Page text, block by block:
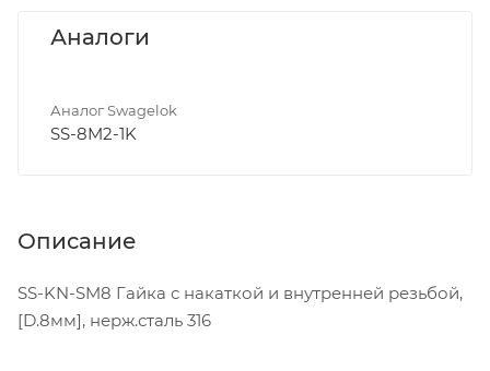
Аналоги
Аналог Swagelok
SS-8M2-1K
Описание
SS-KN-SM8 Гайка с накаткой и внутренней резьбой,
[D.8мм], нерж.сталь 316